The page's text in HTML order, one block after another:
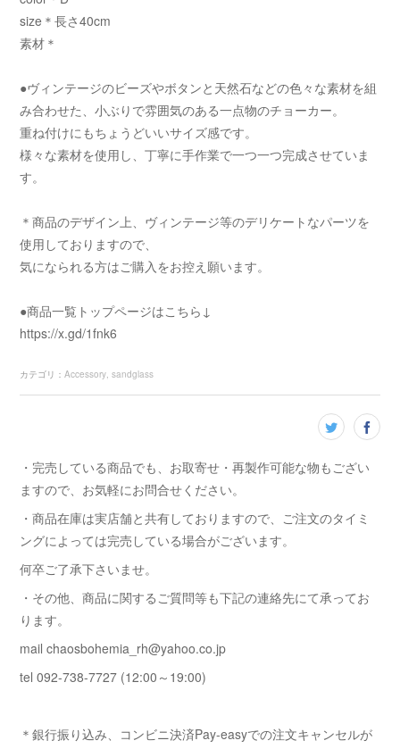
size＊長さ40cm
素材＊
●ヴィンテージのビーズやボタンと天然石などの色々な素材を組
み合わせた、小ぶりで雰囲気のある一点物のチョーカー。
重ね付けにもちょうどいいサイズ感です。
様々な素材を使用し、丁寧に手作業で一つ一つ完成させていま
す。
＊商品のデザイン上、ヴィンテージ等のデリケートなパーツを
使用しておりますので、
気になられる方はご購入をお控え願います。
●商品一覧トップページはこちら↓
https://x.gd/1fnk6
カテゴリ ：Accessory sandglass
・完売している商品でも、お取寄せ・再製作可能な物もござい
ますので、お気軽にお問合せください。
・商品在庫は実店舗と共有しておりますので、ご注文のタイミ
ングによっては完売している場合がございます。
何卒ご了承下さいませ。
・その他、商品に関するご質問等も下記の連絡先にて承ってお
ります。
mail chaosbohemia_rh@yahoo.co.jp
tel 092-738-7727 (12:00～19:00)
＊銀行振り込み、コンビニ決済Pay-easyでの注文キャンセルが